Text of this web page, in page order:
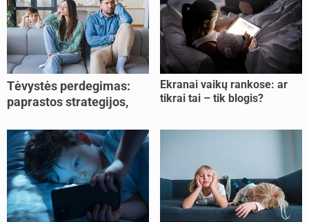
Tėvystės perdegimas:
paprastos strategijos,
jėgas
Ekranai vaikų rankose: ar
tikrai tai – tik blogis?